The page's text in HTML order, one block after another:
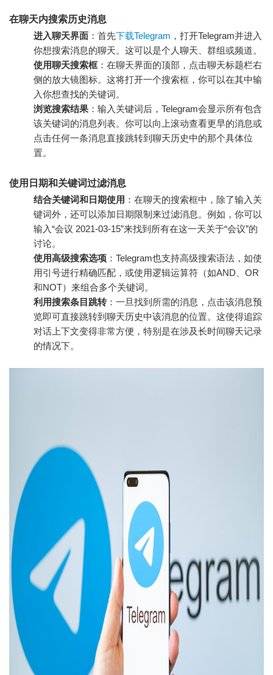
在聊天内搜索历史消息
进入聊天界面 ：首先下载Telegram ，打开Telegram并进入
你想搜索消息的聊天。这可以是个人聊天、群组或频道。
使用聊天搜索框：在聊天界面的顶部，点击聊天标题栏右
侧的放大镜图标。这将打开一个搜索框，你可以在其中输
入你想查找的关键词。
浏览搜索结果 ：输入关键词后，Telegram会显示所有包含
该关键词的消息列表。你可以向上滚动查看更早的消息或
点击任何一条消息直接跳转到聊天历史中的那个具体位
置。
使用日期和关键词过滤消息
结合关键词和日期使用 ：在聊天的搜索框中，除了输入关
键词外，还可以添加日期限制来过滤消息。例如，你可以
输入“会议 2021-03-15”来找到所有在这一天关于“会议”的
讨论。
使用高级搜索选项 ：Telegram也支持高级搜索语法，如使
用引号进行精确匹配，或使用逻辑运算符（如AND、OR
和NOT）来组合多个关键词。
利用搜索条目跳转：一旦找到所需的消息，点击该消息预
览即可直接跳转到聊天历史中该消息的位置。这使得追踪
对话上下文变得非常方便，特别是在涉及长时间聊天记录
的情况下。